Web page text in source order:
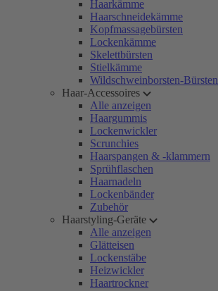
Haarkämme
Haarschneidekämme
Kopfmassagebürsten
Lockenkämme
Skelettbürsten
Stielkämme
Wildschweinborsten-Bürsten
Haar-Accessoires
Alle anzeigen
Haargummis
Lockenwickler
Scrunchies
Haarspangen & -klammern
Sprühflaschen
Haarnadeln
Lockenbänder
Zubehör
Haarstyling-Geräte
Alle anzeigen
Glätteisen
Lockenstäbe
Heizwickler
Haartrockner